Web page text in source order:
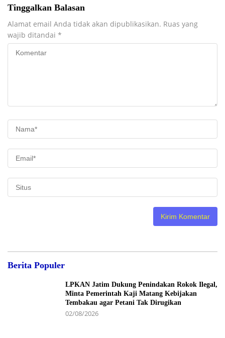
Tinggalkan Balasan
Alamat email Anda tidak akan dipublikasikan. Ruas yang
wajib ditandai *
Berita Populer
LPKAN Jatim Dukung Penindakan Rokok Ilegal,
Minta Pemerintah Kaji Matang Kebijakan
Tembakau agar Petani Tak Dirugikan
02/08/2026